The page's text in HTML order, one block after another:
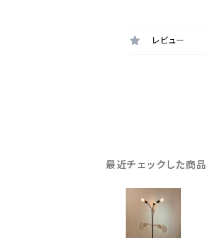
レビュー
最近チェックした商品